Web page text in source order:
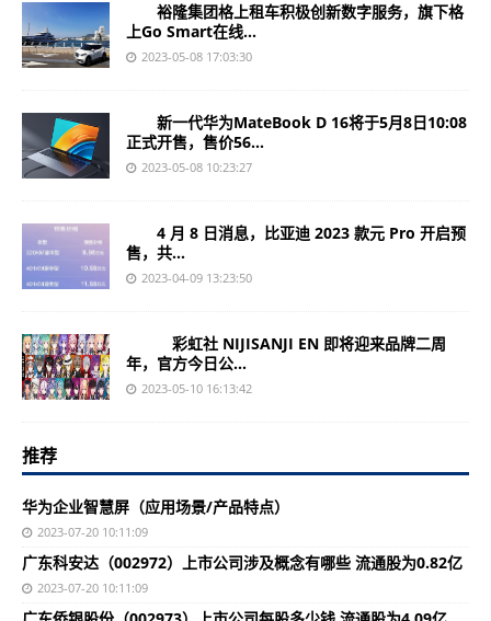
裕隆集团格上租车积极创新数字服务，旗下格
上Go Smart在线...
2023-05-08 17:03:30
新一代华为MateBook D 16将于5月8日10:08
正式开售，售价56...
2023-05-08 10:23:27
4 月 8 日消息，比亚迪 2023 款元 Pro 开启预
售，共...
2023-04-09 13:23:50
彩虹社 NIJISANJI EN 即将迎来品牌二周
年，官方今日公...
2023-05-10 16:13:42
推荐
华为企业智慧屏（应用场景/产品特点）
2023-07-20 10:11:09
广东科安达（002972）上市公司涉及概念有哪些 流通股为0.82亿
2023-07-20 10:11:09